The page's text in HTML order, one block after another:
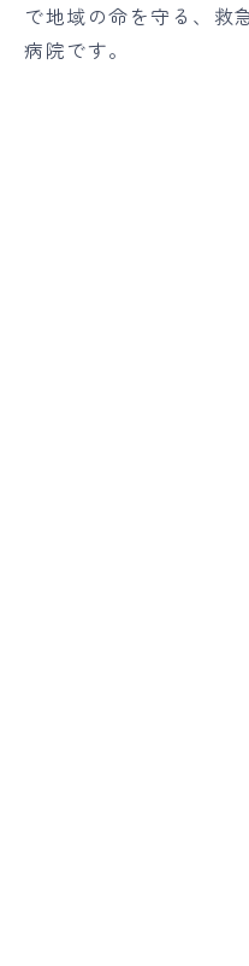
で地域の命を守る、救
病院です。